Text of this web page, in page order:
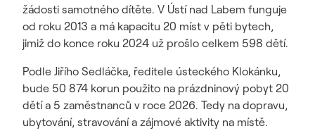
žádosti samotného dítěte. V Ústí nad Labem funguje
od roku 2013 a má kapacitu 20 míst v pěti bytech,
jimiž do konce roku 2024 už prošlo celkem 598 dětí.
Podle Jiřího Sedláčka, ředitele ústeckého Klokánku,
bude 50 874 korun použito na prázdninový pobyt 20
dětí a 5 zaměstnanců v roce 2026. Tedy na dopravu,
ubytování, stravování a zájmové aktivity na místě.